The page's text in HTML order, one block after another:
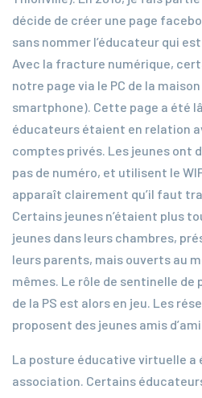
décide de créer une page
sans nommer l’éducateur qui
Avec la fracture numérique,
notre page via le PC de la
smartphone). Cette page a été
éducateurs étaient en relation
comptes privés. Les jeunes ont
pas de numéro, et utilisent le
apparaît clairement qu’il faut
Certains jeunes n’étaient plus
jeunes dans leurs chambres,
leurs parents, mais ouverts au
mêmes. Le rôle de sentinelle de
de la PS est alors en jeu. Les
proposent des jeunes amis
La posture éducative virtuelle a
association. Certains